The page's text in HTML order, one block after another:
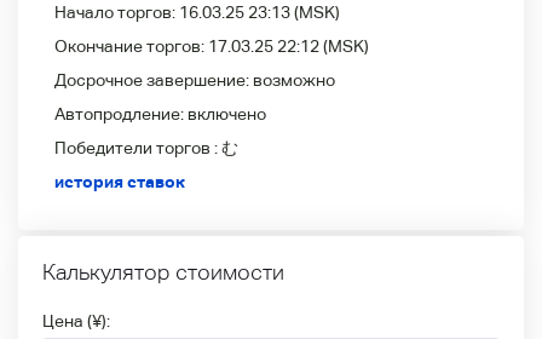
Начало торгов: 16.03.25 23:13(MSK)
Окончание торгов: 17.03.25 22:12(MSK)
Досрочное завершение: возможно
Автопродление: включено
Победители
торгов :む
история ставок
Калькулятор стоимости
Цена (¥):